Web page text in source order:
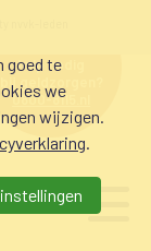
hulp nodig
bij geldzorgen?
0800-8115.nl
goed te
we
wijzigen.
.